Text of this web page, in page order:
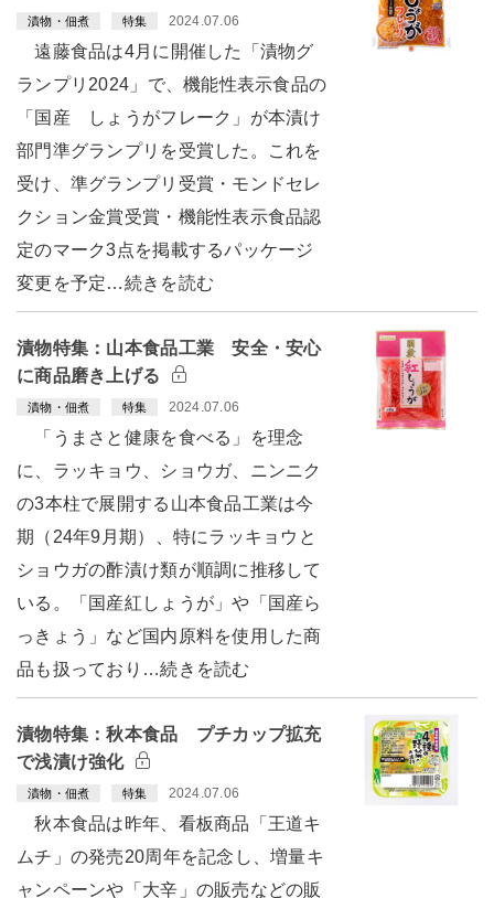
漬物・佃煮 特集 2024.07.06
遠藤食品は4月に開催した「漬物グ
ランプリ2024」で、機能性表示食品の
「国産 しょうがフレーク」が本漬け
部門準グランプリを受賞した。これを
受け、準グランプリ受賞・モンドセレ
クション金賞受賞・機能性表示食品認
定のマーク3点を掲載するパッケージ
変更を予定…続きを読む
漬物特集：山本食品工業 安全・安心
に商品磨き上げる
漬物・佃煮 特集 2024.07.06
「うまさと健康を食べる」を理念
に、ラッキョウ、ショウガ、ニンニク
の3本柱で展開する山本食品工業は今
期（24年9月期）、特にラッキョウと
ショウガの酢漬け類が順調に推移して
いる。「国産紅しょうが」や「国産ら
っきょう」など国内原料を使用した商
品も扱っており…続きを読む
漬物特集：秋本食品 プチカップ拡充
で浅漬け強化
漬物・佃煮 特集 2024.07.06
秋本食品は昨年、看板商品「王道キ
ムチ」の発売20周年を記念し、増量キ
ャンペーンや「大辛」の販売などの販